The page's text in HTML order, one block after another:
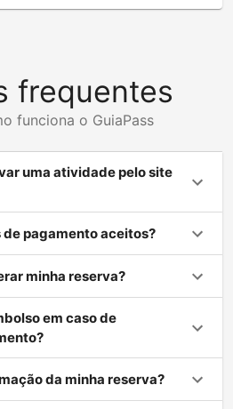
frequentes
funciona o GuiaPass
uma atividade pelo site
de pagamento aceitos?
minha reserva?
em caso de
da minha reserva?